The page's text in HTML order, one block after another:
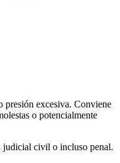
presión excesiva. Conviene
o potencialmente
judicial civil o incluso penal.